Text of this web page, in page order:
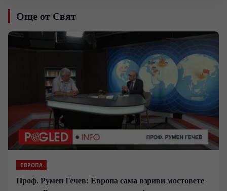
Още от Свят
ЕВРОПА
Проф. Румен Гечев: Европа сама взриви мостовете